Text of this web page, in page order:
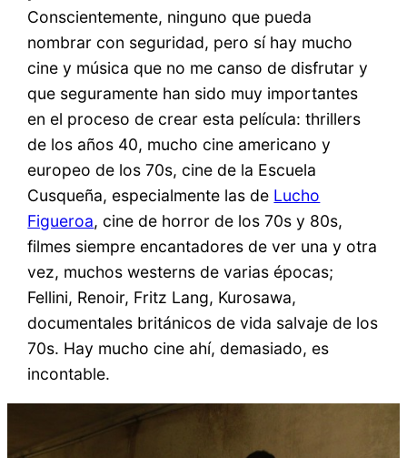
Conscientemente, ninguno que pueda
nombrar con seguridad, pero sí hay mucho
cine y música que no me canso de disfrutar y
que seguramente han sido muy importantes
en el proceso de crear esta película: thrillers
de los años 40, mucho cine americano y
europeo de los 70s, cine de la Escuela
Cusqueña, especialmente las de Lucho
Figueroa, cine de horror de los 70s y 80s,
filmes siempre encantadores de ver una y otra
vez, muchos westerns de varias épocas;
Fellini, Renoir, Fritz Lang, Kurosawa,
documentales británicos de vida salvaje de los
70s. Hay mucho cine ahí, demasiado, es
incontable.